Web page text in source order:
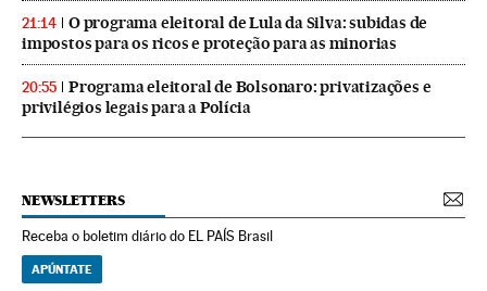
21:14
O programa eleitoral de Lula da Silva: subidas de
impostos para os ricos e proteção para as minorias
20:55
Programa eleitoral de Bolsonaro: privatizações e
privilégios legais para a Polícia
NEWSLETTERS
Receba o boletim diário do EL PAÍS Brasil
APÚNTATE